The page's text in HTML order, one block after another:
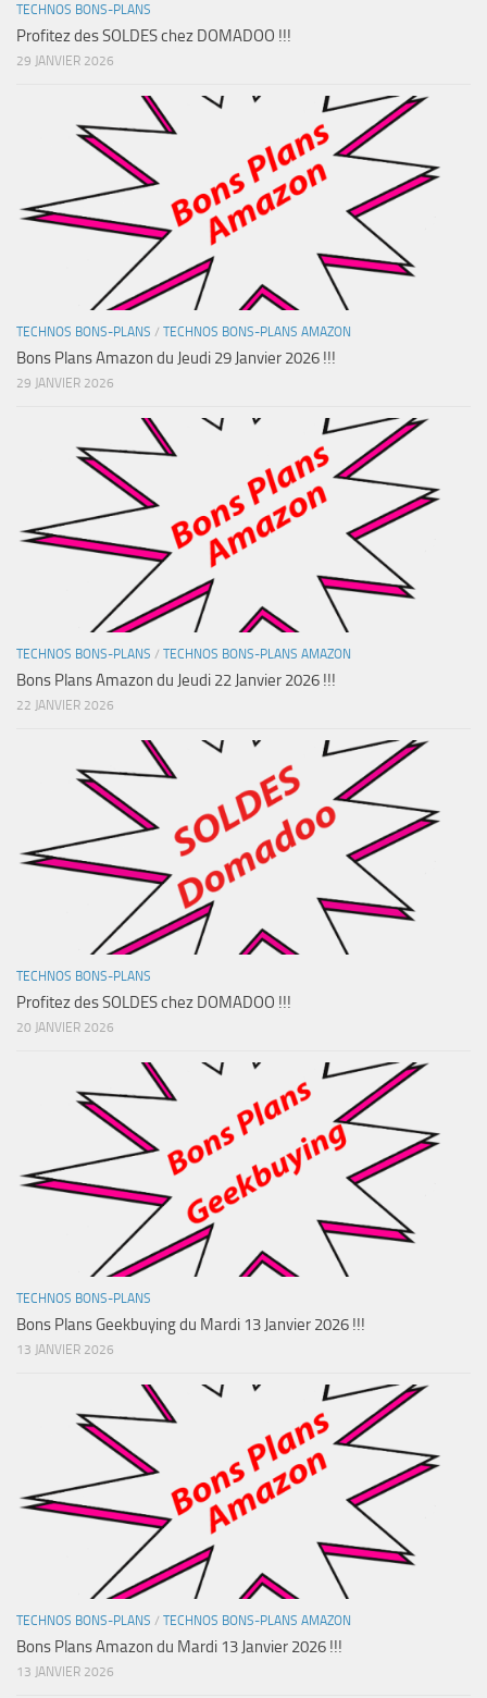
TECHNOS BONS-PLANS
Profitez des SOLDES chez DOMADOO !!!
29 JANVIER 2026
TECHNOS BONS-PLANS / TECHNOS BONS-PLANS AMAZON
Bons Plans Amazon du Jeudi 29 Janvier 2026 !!!
29 JANVIER 2026
TECHNOS BONS-PLANS / TECHNOS BONS-PLANS AMAZON
Bons Plans Amazon du Jeudi 22 Janvier 2026 !!!
22 JANVIER 2026
TECHNOS BONS-PLANS
Profitez des SOLDES chez DOMADOO !!!
20 JANVIER 2026
TECHNOS BONS-PLANS
Bons Plans Geekbuying du Mardi 13 Janvier 2026 !!!
13 JANVIER 2026
TECHNOS BONS-PLANS / TECHNOS BONS-PLANS AMAZON
Bons Plans Amazon du Mardi 13 Janvier 2026 !!!
13 JANVIER 2026